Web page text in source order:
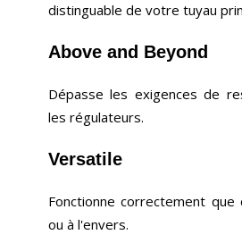
distinguable de votre tuyau
Above and Beyond
Dépasse les exigences de
les régulateurs.
Versatile
Fonctionne correctement
ou à l'envers.